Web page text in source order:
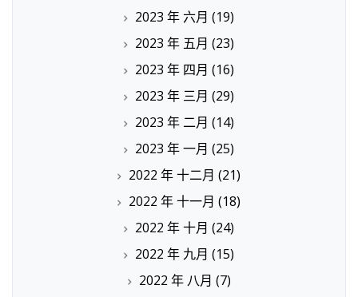
2023 年 六月 (19)
2023 年 五月 (23)
2023 年 四月 (16)
2023 年 三月 (29)
2023 年 二月 (14)
2023 年 一月 (25)
2022 年 十二月 (21)
2022 年 十一月 (18)
2022 年 十月 (24)
2022 年 九月 (15)
2022 年 八月 (7)